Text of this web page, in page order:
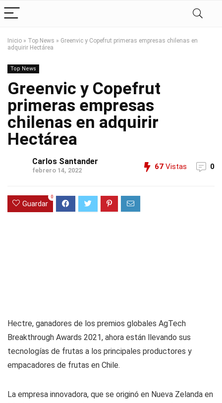
Inicio » Top News » Greenvic y Copefrut primeras empresas chilenas en
adquirir Hectárea
Top News
Greenvic y Copefrut
primeras empresas
chilenas en adquirir
Hectárea
Carlos Santander
febrero 14, 2022 67 Vistas 0
Guardar
0
Hectre, ganadores de los premios globales AgTech
Breakthrough Awards 2021, ahora están llevando sus
tecnologías de frutas a los principales productores y
empacadores de frutas en Chile.
La empresa innovadora, que se originó en Nueva Zelanda en